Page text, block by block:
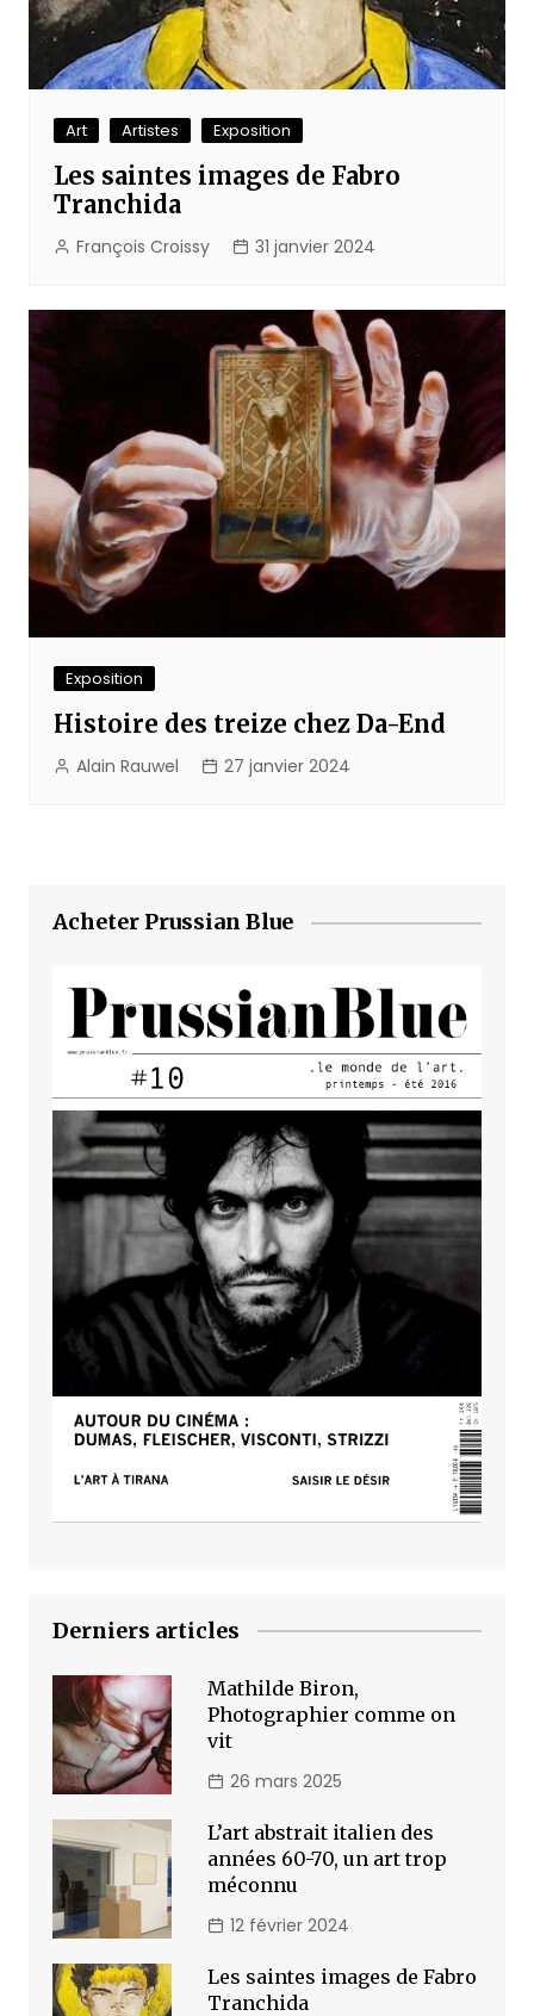
Art Artistes Exposition
Les saintes images de Fabro
Tranchida
François Croissy 31 janvier 2024
Exposition
Histoire des treize chez Da-End
Alain Rauwel 27 janvier 2024
Acheter Prussian Blue
Derniers articles
Mathilde Biron,
Photographier comme on
vit
26 mars 2025
L’art abstrait italien des
années 60-70, un art trop
méconnu
12 février 2024
Les saintes images de Fabro
Tranchida